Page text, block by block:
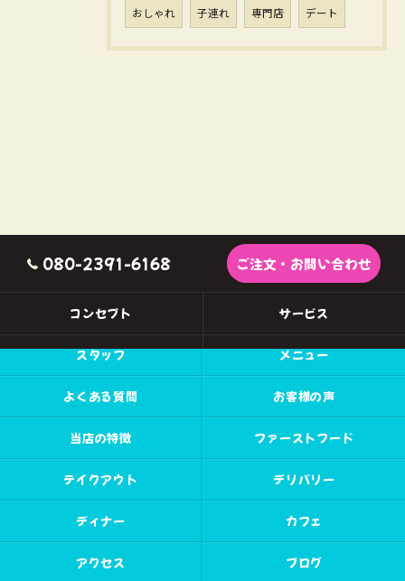
おしゃれ 子連れ 専門店 デート
080-2391-6168 ご注文・お問い合わせ
コンセプト サービス
スタッフ メニュー
よくある質問 お客様の声
当店の特徴 ファーストフード
テイクアウト デリバリー
ディナー カフェ
アクセス ブログ